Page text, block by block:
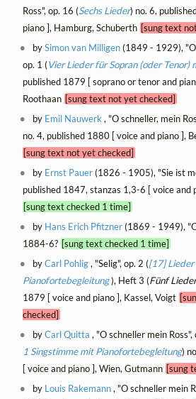
Ross", op. 16 (Sechs Lieder) no. 6,
piano ], Hamburg, Schuberth [sung text
bySimon van Milligen(1849 - 1929), "O
op. 1 (Vier Lieder für Sopran (oder Tenor)
published 1879 [ soprano or tenor and
Roothaan [sung text not yet checked]
by Emil Nauwerk , "O schneller, mein
no. 4, published 1880 [ voice and piano ],
[sung text not yet checked]
by Ernst Pauer(1826 - 1905), "Sie ist
published 1847, stanzas 1,3-6 [ voice and
[sung text checked 1 time]
by Hans Erich Pfitzner(1869 - 1949),
1884-6? [sung text checked 1 time]
byCarl Pohlig, "Selig", op. 2 ([17]
Pianofortebegleitung), Heft 3 (Fünf
1879 [ voice and piano ], Kassel, Voigt
checked]
byCarl Quitta , "O schneller mein Ross",
1 Singstimme mit Pianofortebegleitung)
[ voice and piano ], Wien, Gutmann [sung
by Louis Rakemann, "O schneller mein